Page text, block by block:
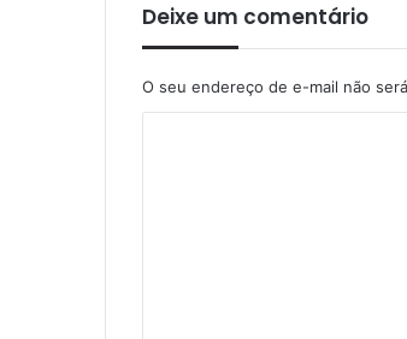
Deixe um comentário
O seu endereço de e-mail não